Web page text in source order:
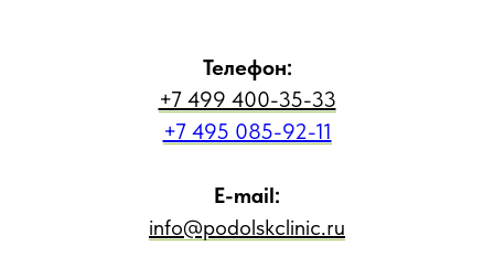
Телефон:
+7 499 400-35-33
+7 495 085-92-11
E-mail:
info@podolskclinic.ru